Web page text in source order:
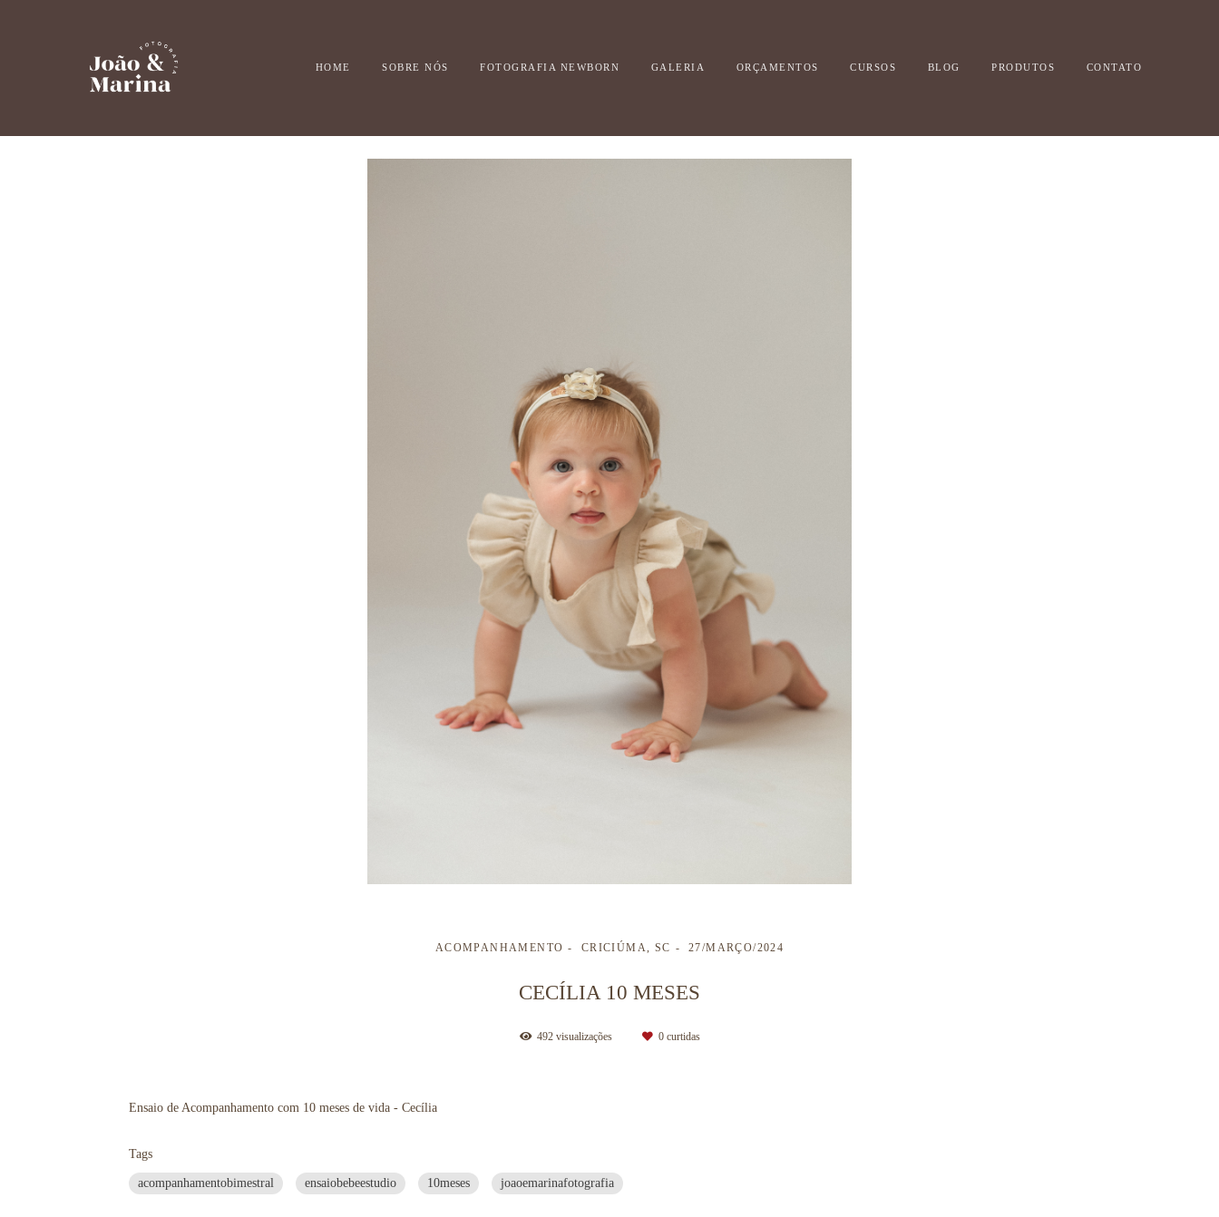
HOME SOBRE NÓS FOTOGRAFIA NEWBORN GALERIA ORÇAMENTOS CURSOS BLOG PRODUTOS CONTATO
ACOMPANHAMENTO CRICIÚMA, SC 27/MARÇO/2024
CECÍLIA 10 MESES
492visualizações 0curtidas
Ensaio de Acompanhamento com 10 meses de vida - Cecília
Tags
acompanhamentobimestral ensaiobebeestudio 10meses joaoemarinafotografia